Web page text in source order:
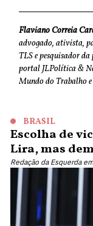
Flaviano Correia
advogado, ativista,
TLS e pesquisador
portal JLPolítica &
Mundo do Trabalho
BRASIL
Escolha de
Lira, mas
Redação da Esquerda